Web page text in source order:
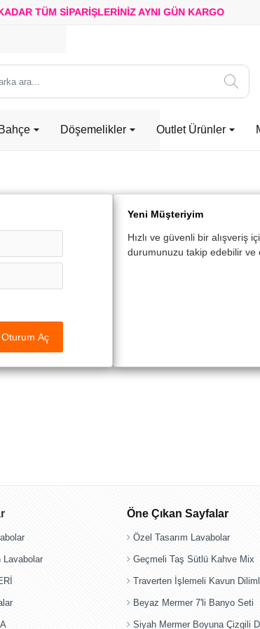
TÜM SİPARİŞLERİNİZAYNI GÜN KARGO
Döşemelikler Outlet Ürünler
Yeni Müşteriyim
Hızlı ve güvenli bir alışveriş
durumunuzu takip edebilir ve
Oturum Aç
Lavabolar
Öne Çıkan Sayfalar
Özel Tasarım Lavabolar
Geçmeli Taş Sütlü Kahve Mix
Traverten İşlemeli Kavun
Beyaz Mermer 7'li Banyo Seti
Siyah Mermer Boyuna Çizgili